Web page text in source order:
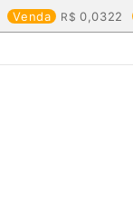
Venda 0,0322